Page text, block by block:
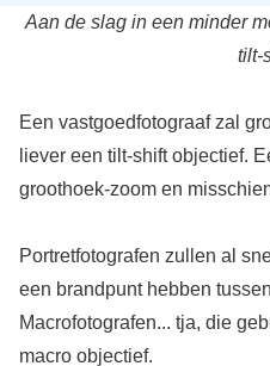
Aan de slag in een minder
tilt-
Een vastgoedfotograaf zal
liever een tilt-shift objectief.
groothoek-zoom en
Portretfotografen zullen al
een brandpunt hebben
Macrofotografen... tja, die
macro objectief.